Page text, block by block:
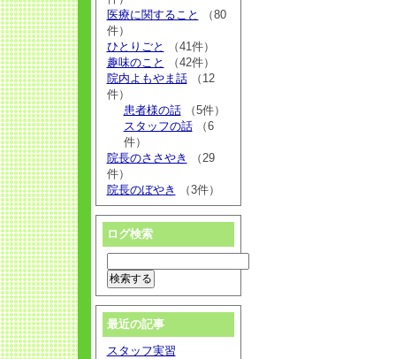
医療に関すること
（80
件）
ひとりごと
（41件）
趣味のこと
（42件）
院内よもやま話（12
件）
患者様の話（5件）
スタッフの話（6
件）
院長のささやき
（29
件）
院長のぼやき
（3件）
ログ検索
最近の記事
スタッフ実習